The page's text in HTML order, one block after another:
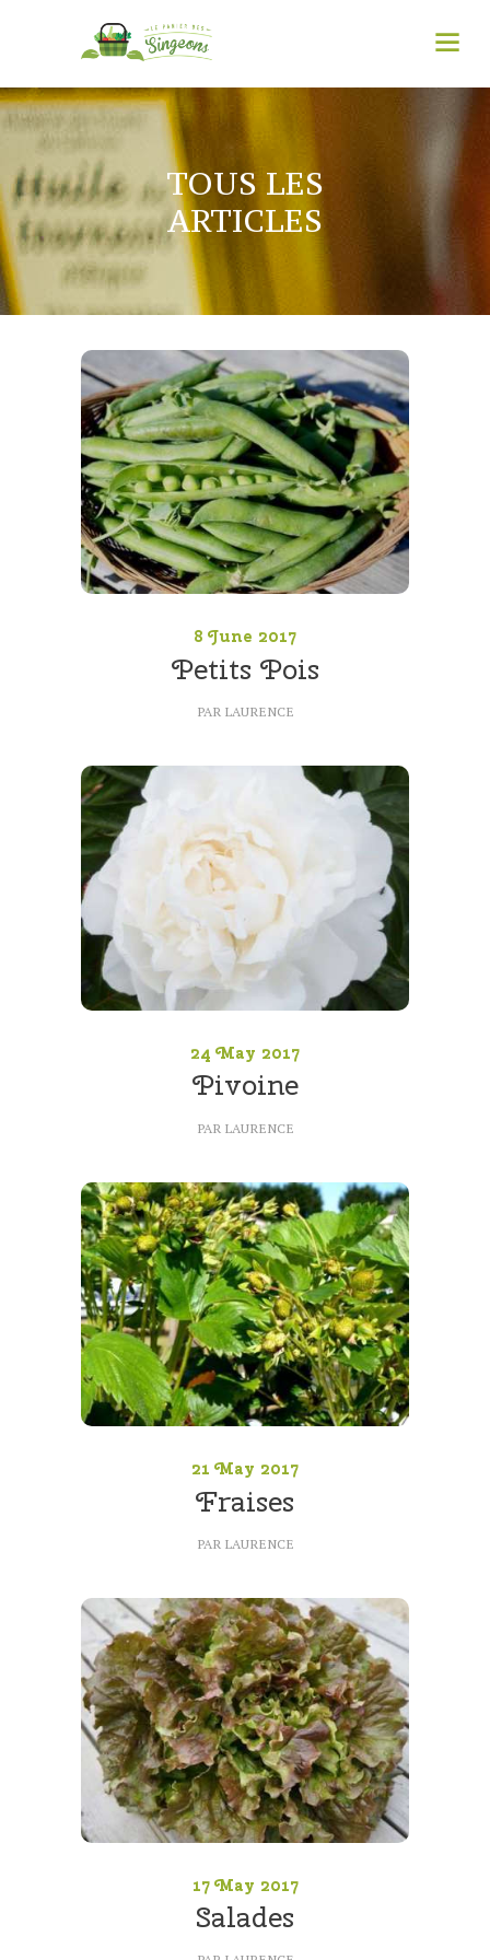
TOUS LES
ARTICLES
8 June 2017
Petits Pois
PAR LAURENCE
24 May 2017
Pivoine
PAR LAURENCE
21 May 2017
Fraises
PAR LAURENCE
17 May 2017
Salades